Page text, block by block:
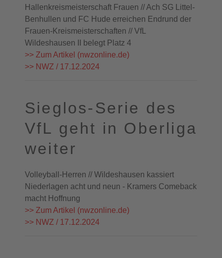
Hallenkreismeisterschaft Frauen // Ach SG Littel-
Benhullen und FC Hude erreichen Endrund der
Frauen-Kreismeisterschaften // VfL
Wildeshausen II belegt Platz 4
>> Zum Artikel (nwzonline.de)
>> NWZ / 17.12.2024
Sieglos-Serie des
VfL geht in Oberliga
weiter
Volleyball-Herren // Wildeshausen kassiert
Niederlagen acht und neun - Kramers Comeback
macht Hoffnung
>> Zum Artikel (nwzonline.de)
>> NWZ / 17.12.2024